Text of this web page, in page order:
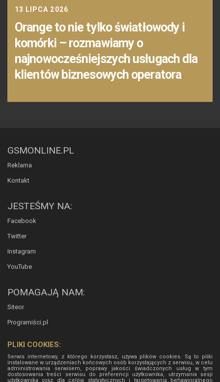
13 LIPCA 2026
Orange to nie tylko światłowody i
komórki – rozmawiamy o
najnowocześniejszych usługach dla
klientów biznesowych operatora
GSMONLINE.PL
Reklama
Kontakt
JESTEŚMY NA:
Facebook
Twitter
Instagram
YouTube
POMAGAJĄ NAM:
Siteor
Programiści.pl
PLIKI COOKIES:
Serwis internetowy, z którego korzystasz, używa plików cookies. Są to pliki
instalowane w urządzeniach końcowych osób korzystających z serwisu, w celu
administrowania serwisem, poprawy jakości świadczonych usług w tym
dostosowania treści serwisu do preferencji użytkownika, utrzymania sesji
użytkownika oraz dla celów statystycznych i targetowania behawioralnego